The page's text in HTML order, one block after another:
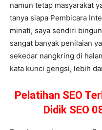
namun tetap masyarakat
tanya siapa Pembicara
minati, saya sendiri
sangat banyak penilaian
sekedar nangkring di
kata kunci gengsi, lebih
Pelatihan SEO
Didik SEO